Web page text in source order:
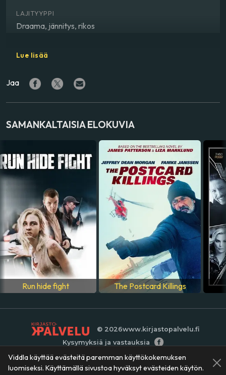
LAJITYYPPI
Draama, jännitys, rikos
Tate Taylor
NÄYTTELIJÄ
VALMISTUSMAA
ÄÄNIRAIDAT
englanti
Lue lisää
Jaa
SAMANKALTAISIA ELOKUVIA
Run hide fight The Postcard Killings
© 2026www.kirjastopalvelu.fi
Kysymyksiä ja vastauksia
Viddla käyttää evästeitä paremman käyttökokemuksen
luomiseksi. Käyttämällä sivustoa hyväksyt evästeiden käytön.